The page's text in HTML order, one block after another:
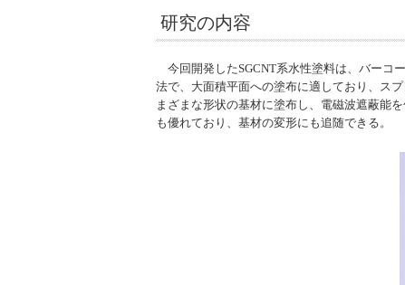
研究の内容
今回開発したSGCNT系水性塗料は、バーコ
法で、大面積平面への塗布に適しており、ス
まざまな形状の基材に塗布し、電磁波遮蔽能
も優れており、基材の変形にも追随できる。